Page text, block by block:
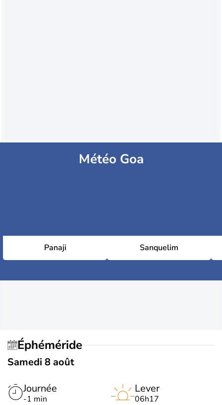
Météo Goa
Panaji Sanquelim
Éphéméride
Samedi 8 août
Journée
-1 min
Lever
06h17